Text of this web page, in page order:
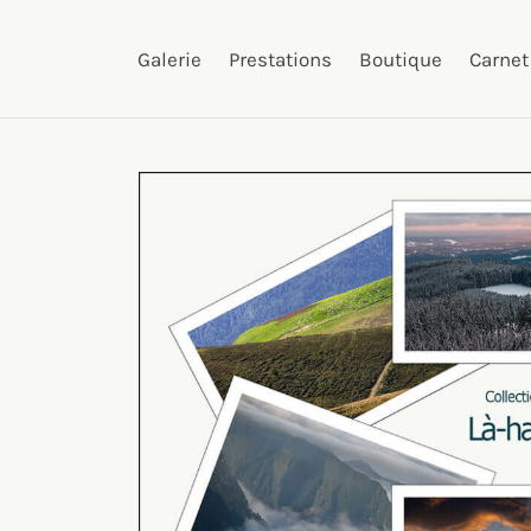
Galerie Prestations Boutique